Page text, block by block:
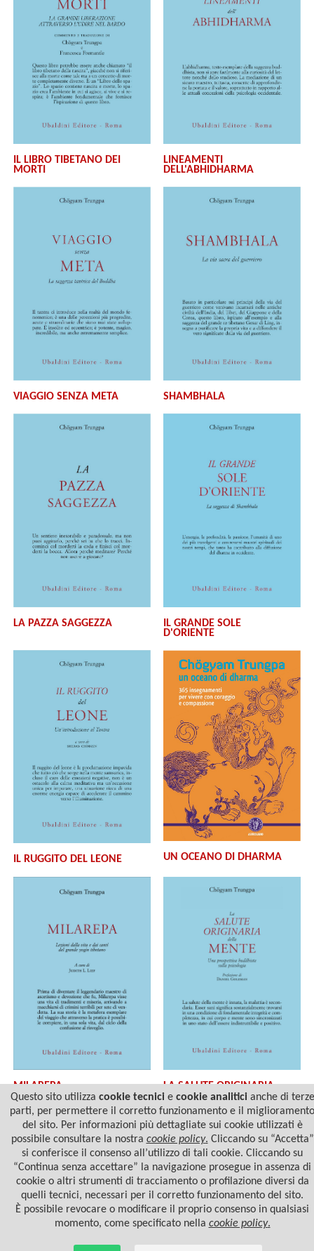
IL LIBRO TIBETANO DEI
MORTI
LINEAMENTI
DELL'ABHIDHARMA
VIAGGIO SENZA META SHAMBHALA
LA PAZZA SAGGEZZA
IL GRANDE SOLE
D'ORIENTE
IL RUGGITO DEL LEONE UN OCEANO DI DHARMA
MILAREPA
LA SALUTE ORIGINARIA
DELLA MENTE
© 2022 Casa Editrice Astrolabio - Ubaldini Editore S.r.l. - P.IVA 10323461003 |
Questo sito utilizza cookie tecnicie cookie analiticianche di terze
parti, per permettere il corretto funzionamento e il miglioramento
del sito. Per informazioni più dettagliate sui cookie utilizzati è
possibile consultare la nostra cookie policy. Cliccando su “Accetta”
si conferisce il consenso all’utilizzo di tali cookie. Cliccando su
“Continua senza accettare” la navigazione prosegue in assenza di
cookie o altri strumenti di tracciamento o profilazione diversi da
quelli tecnici, necessari per il corretto funzionamento del sito.
È possibile revocare o modificare il proprio consenso in qualsiasi
momento, come specificato nella cookie policy.